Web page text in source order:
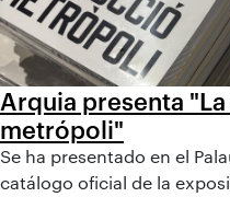
Arquia presenta
metrópoli"
Se ha presentado en el
catálogo oficial de la